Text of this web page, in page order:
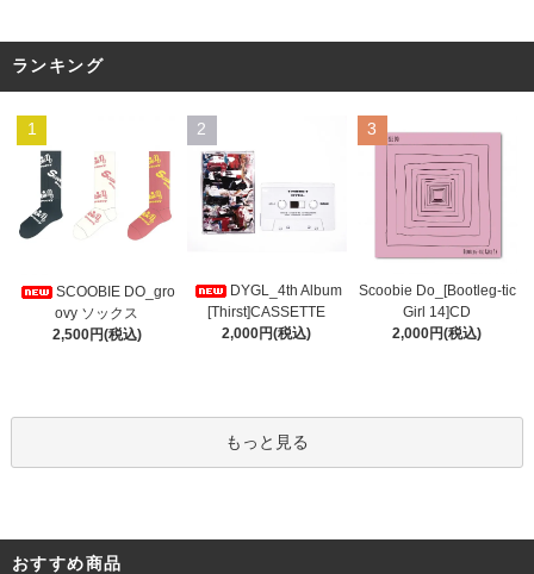
ランキング
1
SCOOBIE DO_gro
ovy ソックス
2,500円(税込)
2
DYGL_4th Album
[Thirst]CASSETTE
2,000円(税込)
3
Scoobie Do_[Bootleg-tic
Girl 14]CD
2,000円(税込)
もっと見る
おすすめ商品